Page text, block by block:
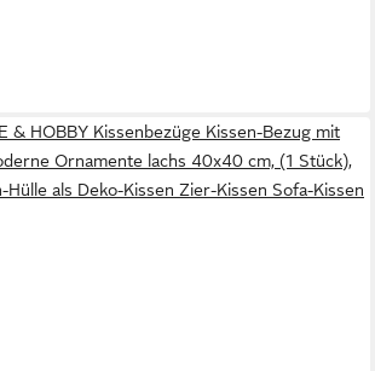
& HOBBY Kissenbezüge Kissen-Bezug mit
Ornamente lachs 40x40 cm, (1 Stück),
Hülle als Deko-Kissen Zier-Kissen Sofa-Kissen